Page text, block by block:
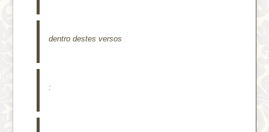
dentro destes versos
: